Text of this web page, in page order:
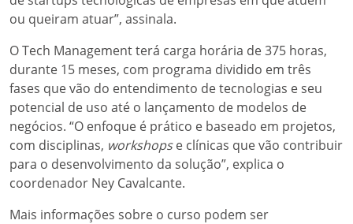
ou queiram atuar”, assinala.
O Tech Management terá carga horária de 375 horas,
durante 15 meses, com programa dividido em três
fases que vão do entendimento de tecnologias e seu
potencial de uso até o lançamento de modelos de
negócios. “O enfoque é prático e baseado em projetos,
com disciplinas, workshopse clínicas que vão contribuir
para o desenvolvimento da solução”, explica o
coordenador Ney Cavalcante.
Mais informações sobre o curso podem ser